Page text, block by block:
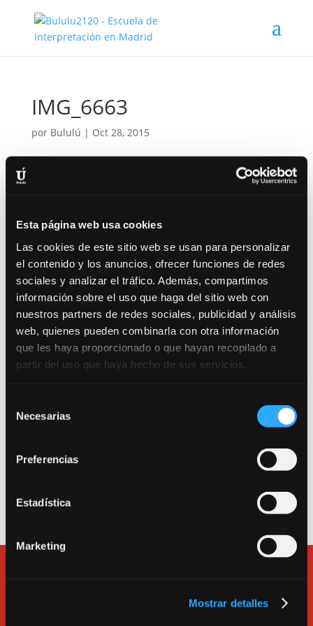
Esta página web usa cookies
Las cookies de este sitio web se usan para personalizar
el contenido y los anuncios, ofrecer funciones de redes
sociales y analizar el tráfico. Además, compartimos
información sobre el uso que haga del sitio web con
nuestros partners de redes sociales, publicidad y análisis
web, quienes pueden combinarla con otra información
que les haya proporcionado o que hayan recopilado a
partir del uso que haya hecho de sus servicios.
Necesarias
Preferencias
Estadística
Marketing
Mostrar detalles
IMG_6663
por Bululú | Oct 28, 2015
Trabajamos por una escuela segura. Consulta
nuestro Protocolo Anti-COVID 19.
Canarias 16. 280045. Madrid.
oficina: Calle Tarragona 17. 280045. Madrid.
e-mail:bululu@bululu2120.com